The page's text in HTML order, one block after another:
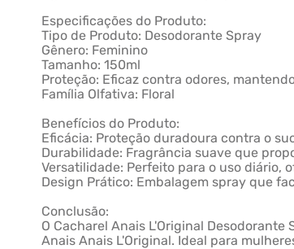
Especificações do Produto:
Tipo de Produto: Desodorante Spray
Gênero: Feminino
Tamanho: 150ml
Proteção: Eficaz contra odores,
Família Olfativa: Floral
Benefícios do Produto:
Eficácia: Proteção duradoura contra o
Durabilidade: Fragrância suave que
Versatilidade: Perfeito para o uso diário,
Design Prático: Embalagem spray que
Conclusão:
O Cacharel Anais L'Original
Anais Anais L'Original. Ideal para